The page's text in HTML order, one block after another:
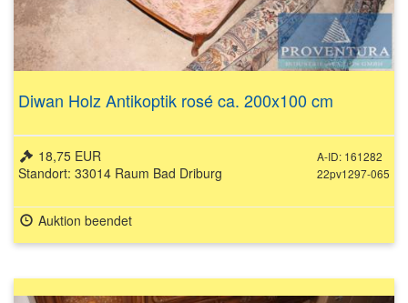
Diwan Holz Antikoptik rosé ca. 200x100 cm
A-ID: 161282
22pv1297-065
18,75 EUR
Standort: 33014 Raum Bad Driburg
Auktion beendet